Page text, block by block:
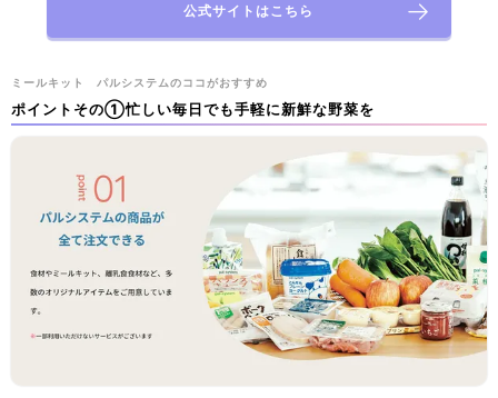
公式サイトはこちら
ミールキット パルシステムのココがおすすめ
ポイントその①忙しい毎日でも手軽に新鮮な野菜を